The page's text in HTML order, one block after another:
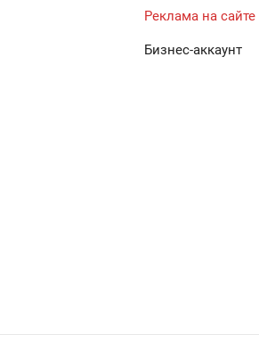
Реклама на сайте
Бизнес-аккаунт